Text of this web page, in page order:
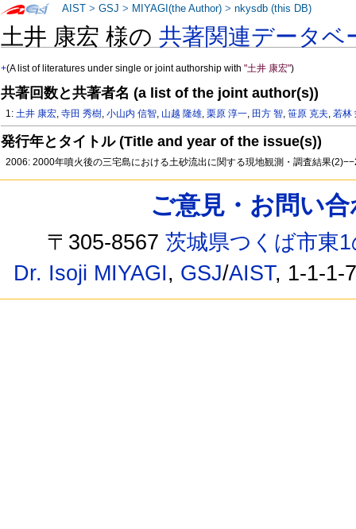
土井 康宏 様の共著関連データベ
+(A list of literatures under single or joint authorship with"土井 康宏")
共著回数と共著者名 (a list of the joint author(s))
1:土井 康宏,寺田 秀樹,小山内 信智, 山越 隆雄,栗原 淳一, 田方 智,笹原 克夫,若林
発行年とタイトル (Title and year of the issue(s))
2006: 2000年噴火後の三宅島における土砂流出に関する現地観測・調査結果
AIST >GSJ > MIYAGI(the Author) >nkysdb (this DB)
ご意見・お問い
〒305-8567茨城県つくば市東
Dr. Isoji MIYAGI, GSJ/AIST, 1-1-1-